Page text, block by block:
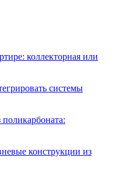
коллекторная или
системы
конструкции из